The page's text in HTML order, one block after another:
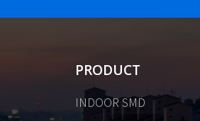
PRODUCT
INDOOR SMD